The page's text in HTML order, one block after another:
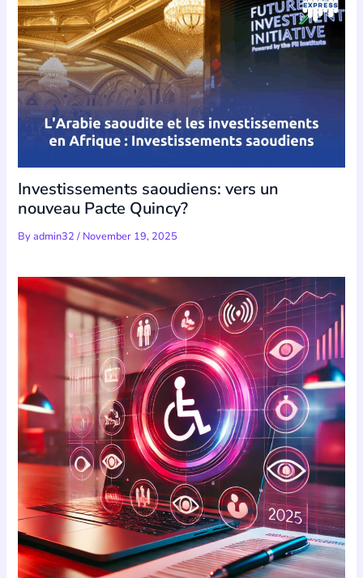
Investissements saoudiens: vers un
nouveau Pacte Quincy?
Byadmin32/ November 19, 2025